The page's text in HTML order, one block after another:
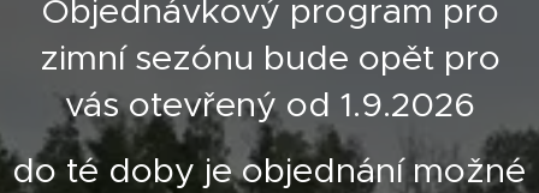
Objednávkový program pro
zimní sezónu bude opět pro
vás otevřený od 1.9.2026
do té doby je objednání možné